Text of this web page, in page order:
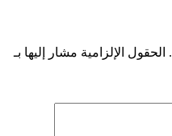
الحقول الإلزامية مشار إليها بـ